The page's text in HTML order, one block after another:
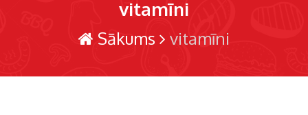
vitamīni
Sākums vitamīni